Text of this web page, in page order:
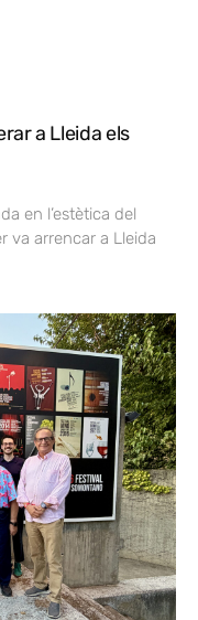
a Lleida els
en l’estètica del
va arrencar a Lleida